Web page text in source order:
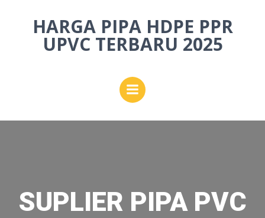
to
content
HARGA PIPA HDPE PPR
UPVC TERBARU 2025
SUPLIER PIPA PVC